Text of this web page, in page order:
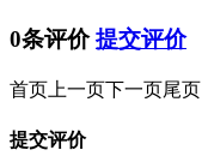
0条评价 提交评价
首页 上一页下一页尾页
提交评价